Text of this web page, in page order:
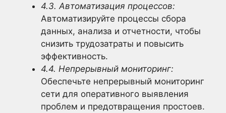
4.3. Автоматизация процессов:
Автоматизируйте процессы сбора
данных, анализа и отчетности, чтобы
снизить трудозатраты и повысить
эффективность.
4.4. Непрерывный мониторинг:
Обеспечьте непрерывный мониторинг
сети для оперативного выявления
проблем и предотвращения простоев.